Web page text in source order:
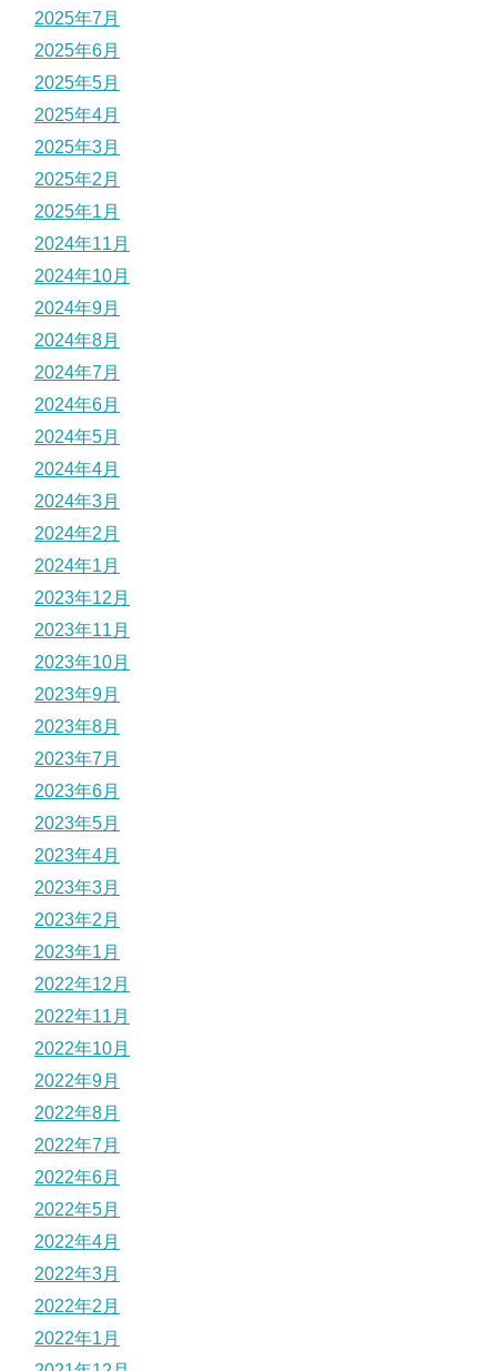
2025年7月
2025年6月
2025年5月
2025年4月
2025年3月
2025年2月
2025年1月
2024年11月
2024年10月
2024年9月
2024年8月
2024年7月
2024年6月
2024年5月
2024年4月
2024年3月
2024年2月
2024年1月
2023年12月
2023年11月
2023年10月
2023年9月
2023年8月
2023年7月
2023年6月
2023年5月
2023年4月
2023年3月
2023年2月
2023年1月
2022年12月
2022年11月
2022年10月
2022年9月
2022年8月
2022年7月
2022年6月
2022年5月
2022年4月
2022年3月
2022年2月
2022年1月